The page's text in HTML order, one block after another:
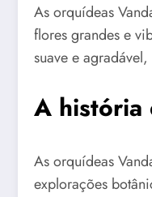
As orquídeas
flores grandes e
suave e
A história
As orquídeas
explorações